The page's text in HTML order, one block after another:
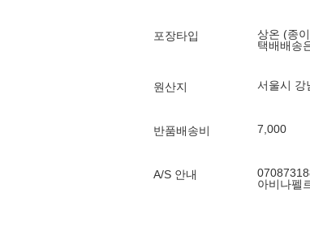
포장타입
상온 (종
택배배송
원산지 서울시 강
반품배송비 7,000
A/S 안내
아비나펠